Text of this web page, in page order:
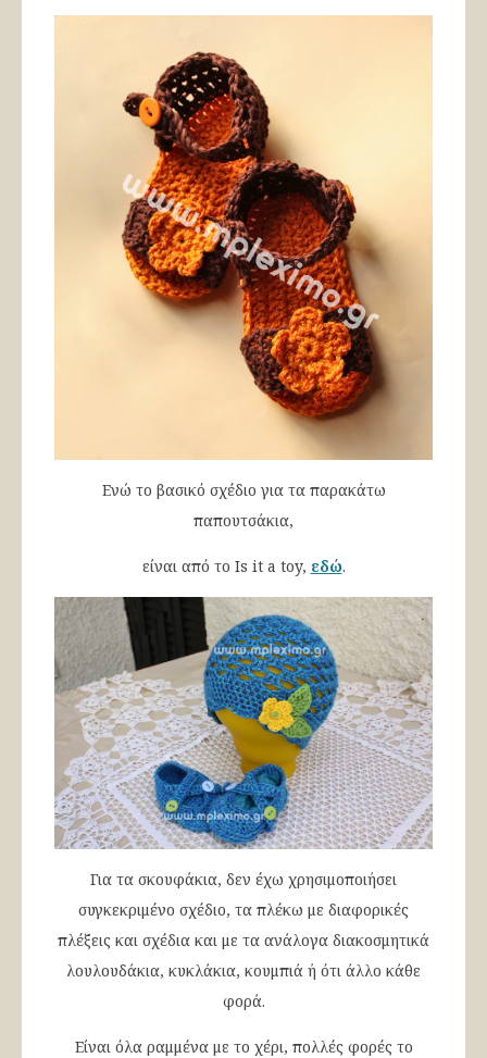
Ενώ το βασικό σχέδιο για τα παρακάτω
παπουτσάκια,
είναι από το Is it a toy, εδώ.
Για τα σκουφάκια, δεν έχω χρησιμοποιήσει
συγκεκριμένο σχέδιο, τα πλέκω με διαφορικές
πλέξεις και σχέδια και με τα ανάλογα διακοσμητικά
λουλουδάκια, κυκλάκια, κουμπιά ή ότι άλλο κάθε
φορά.
Είναι όλα ραμμένα με το χέρι, πολλές φορές το